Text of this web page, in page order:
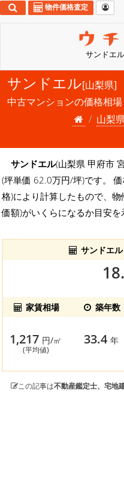
サンドエ
物件価格査定
サンドエル[山梨県]
中古マンションの価格相場
山梨
サンドエル(山梨県 甲府市
(坪単価 62.0万円/坪)です。
格)により計算したもので、
価額)がいくらになるか目安を
サンドエ
家賃相場 築年数
1,217 円/㎡
(平均値)
33.4年
この記事は不動産鑑定士、宅地